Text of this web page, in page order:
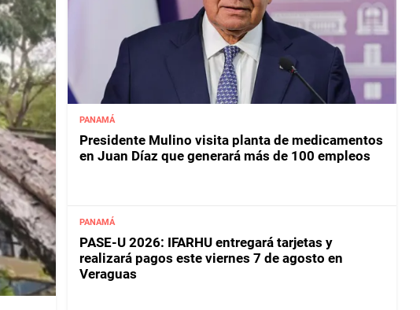
PANAMÁ
Presidente Mulino visita planta de medicamentos
en Juan Díaz que generará más de 100 empleos
PANAMÁ
PASE-U 2026: IFARHU entregará tarjetas y
realizará pagos este viernes 7 de agosto en
Veraguas